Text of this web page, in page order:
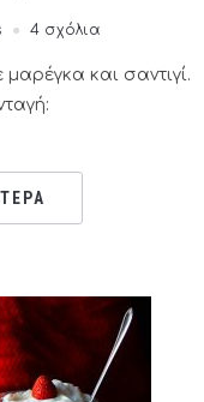
4 σχόλια
και σαντιγί.